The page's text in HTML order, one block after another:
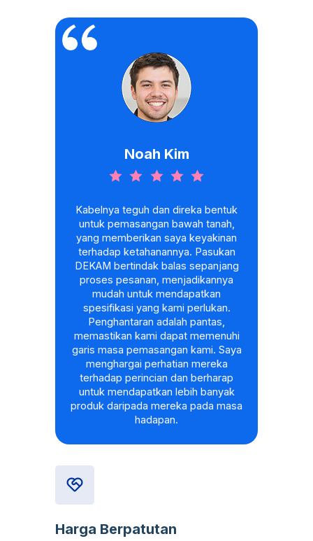
Noah Kim
Kabelnya teguh dan direka bentuk
untuk pemasangan bawah tanah,
yang memberikan saya keyakinan
terhadap ketahanannya. Pasukan
DEKAM bertindak balas sepanjang
proses pesanan, menjadikannya
mudah untuk mendapatkan
spesifikasi yang kami perlukan.
Penghantaran adalah pantas,
memastikan kami dapat memenuhi
garis masa pemasangan kami. Saya
menghargai perhatian mereka
terhadap perincian dan berharap
untuk mendapatkan lebih banyak
produk daripada mereka pada masa
hadapan.
Harga Berpatutan